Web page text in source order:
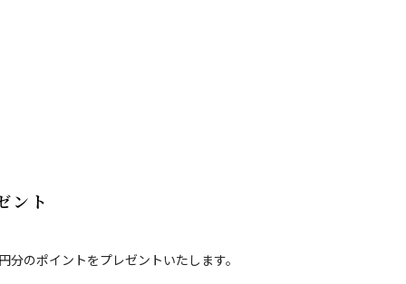
ント
のポイントをプレゼントいたします。